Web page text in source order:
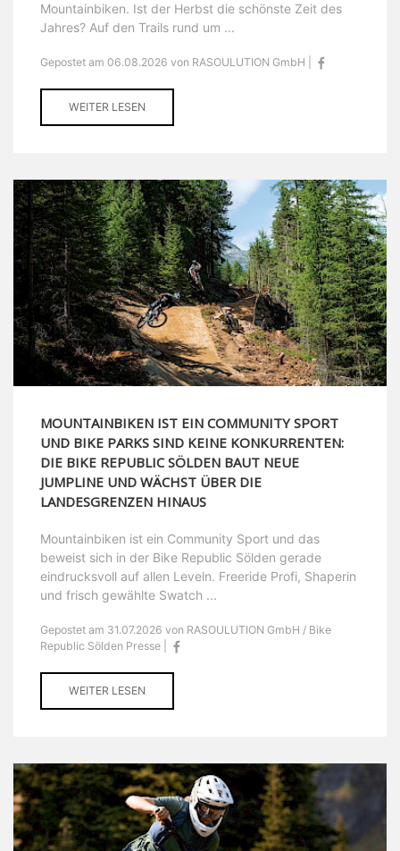
Mountainbiken. Ist der Herbst die schönste Zeit des
Jahres? Auf den Trails rund um ...
Gepostet am 06.08.2026 von RASOULUTION GmbH |
WEITER LESEN
MOUNTAINBIKEN IST EIN COMMUNITY SPORT
UND BIKE PARKS SIND KEINE KONKURRENTEN:
DIE BIKE REPUBLIC SÖLDEN BAUT NEUE
JUMPLINE UND WÄCHST ÜBER DIE
LANDESGRENZEN HINAUS
Mountainbiken ist ein Community Sport und das
beweist sich in der Bike Republic Sölden gerade
eindrucksvoll auf allen Leveln. Freeride Profi, Shaperin
und frisch gewählte Swatch ...
Gepostet am 31.07.2026 von RASOULUTION GmbH / Bike
Republic Sölden Presse |
WEITER LESEN